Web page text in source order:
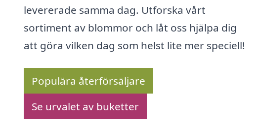
levererade samma dag. Utforska vårt
sortiment av blommor och låt oss hjälpa dig
att göra vilken dag som helst lite mer speciell!
Populära återförsäljare
Se urvalet av buketter